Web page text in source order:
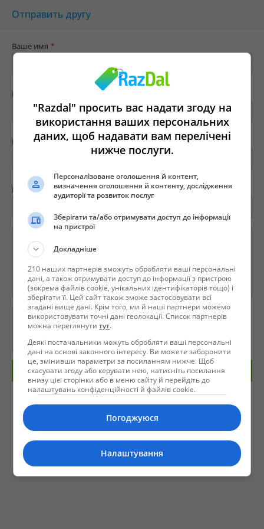
Отправить другу
Ваше имя *
Ваш e-mail
Имя твоего друга *
E-mail вашего друга *
Отправить сообщение
"Razdal" просить вас надати згоду на
використання ваших персональних
даних, щоб надавати вам перелічені
нижче послуги.
Персоналізоване оголошення й контент,
визначення оголошення й контенту, дослідження
аудиторії та розвиток послуг
Зберігати та/або отримувати доступ до інформації
на пристрої
Докладніше
210 наших партнерів зможуть обробляти ваші персональні
дані, а також отримувати доступ до інформації з пристрою
(зокрема файлів cookie, унікальних ідентифікаторів тощо) і
зберігати її. Цей сайт також зможе застосовувати всі
згадані вище дані. Крім того, ми й наші партнери можемо
використовувати точні дані геолокації. Список партнерів
можна переглянутитут.
Деякі постачальники можуть обробляти ваші персональні
дані на основі законного інтересу. Ви можете заборонити
це, змінивши параметри за посиланням нижче. Щоб
скасувати згоду або керувати нею, натисніть посилання
внизу цієї сторінки або в меню сайту й перейдіть до
налаштувань конфіденційності й файлів cookie.
Погоджуюся
Налаштування